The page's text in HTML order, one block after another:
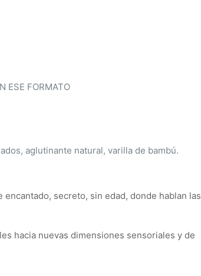
ESE FORMATO
aglutinante natural, varilla de bambú.
secreto, sin edad, donde hablan las
hacia nuevas dimensiones sensoriales y de